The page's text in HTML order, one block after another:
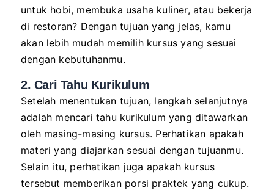
untuk hobi, membuka usaha kuliner, atau bekerja
di restoran? Dengan tujuan yang jelas, kamu
akan lebih mudah memilih kursus yang sesuai
dengan kebutuhanmu.
2. Cari Tahu Kurikulum
Setelah menentukan tujuan, langkah selanjutnya
adalah mencari tahu kurikulum yang ditawarkan
oleh masing-masing kursus. Perhatikan apakah
materi yang diajarkan sesuai dengan tujuanmu.
Selain itu, perhatikan juga apakah kursus
tersebut memberikan porsi praktek yang cukup.